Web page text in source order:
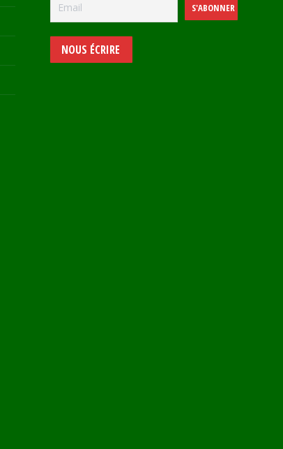
NOUS ÉCRIRE